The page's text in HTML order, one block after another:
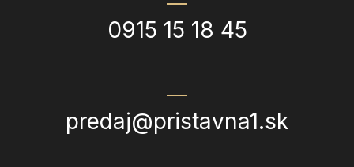
0915 15 18 45
predaj@pristavna1.sk